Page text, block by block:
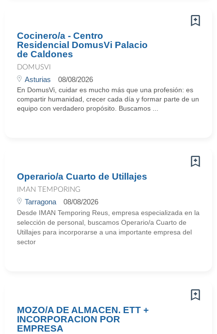
Cocinero/a - Centro
Residencial DomusVi Palacio
de Caldones
DOMUSVI
Asturias 08/08/2026
En DomusVi, cuidar es mucho más que una profesión: es
compartir humanidad, crecer cada día y formar parte de un
equipo con verdadero propósito. Buscamos ...
Operario/a Cuarto de Utillajes
IMAN TEMPORING
Tarragona 08/08/2026
Desde IMAN Temporing Reus, empresa especializada en la
selección de personal, buscamos Operario/a Cuarto de
Utillajes para incorporarse a una importante empresa del
sector
MOZO/A DE ALMACEN. ETT +
INCORPORACION POR
EMPRESA